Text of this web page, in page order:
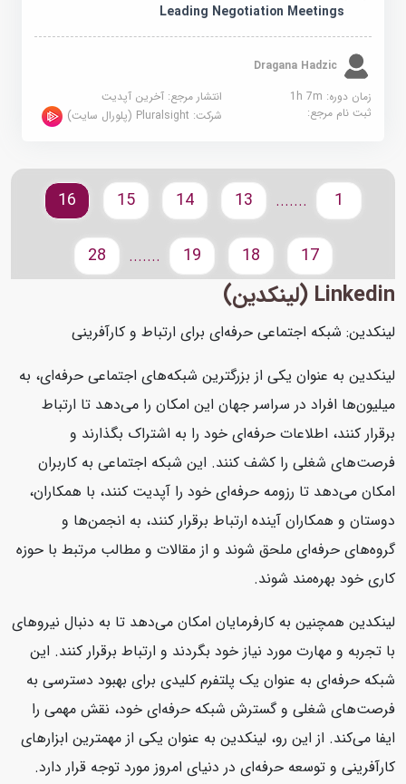
Leading Negotiation Meetings
Dragana Hadzic
زمان دوره: 1h 7m
انتشار مرجع:آخرین آپدیت
ثبت نام مرجع:
شرکت:Pluralsight (پلورال سایت)
.......
13
14
15
16
17
18
19
.......
28
Linkedin (لینکدین)
لینکدین: شبکه اجتماعی حرفه‌ای برای ارتباط و کارآفرینی
لینکدین به عنوان یکی از بزرگترین شبکه‌های اجتماعی حرفه‌ای، به
میلیون‌ها افراد در سراسر جهان این امکان را می‌دهد تا ارتباط
برقرار کنند، اطلاعات حرفه‌ای خود را به اشتراک بگذارند و
فرصت‌های شغلی را کشف کنند. این شبکه اجتماعی به کاربران
امکان می‌دهد تا رزومه حرفه‌ای خود را آپدیت کنند، با همکاران،
دوستان و همکاران آینده ارتباط برقرار کنند، به انجمن‌ها و
گروه‌های حرفه‌ای ملحق شوند و از مقالات و مطالب مرتبط با حوزه
کاری خود بهره‌مند شوند.
لینکدین همچنین به کارفرمایان امکان می‌دهد تا به دنبال نیروهای
با تجربه و مهارت مورد نیاز خود بگردند و ارتباط برقرار کنند. این
شبکه حرفه‌ای به عنوان یک پلتفرم کلیدی برای بهبود دسترسی به
فرصت‌های شغلی و گسترش شبکه حرفه‌ای خود، نقش مهمی را
ایفا می‌کند. از این رو، لینکدین به عنوان یکی از مهمترین ابزارهای
کارآفرینی و توسعه حرفه‌ای در دنیای امروز مورد توجه قرار دارد.